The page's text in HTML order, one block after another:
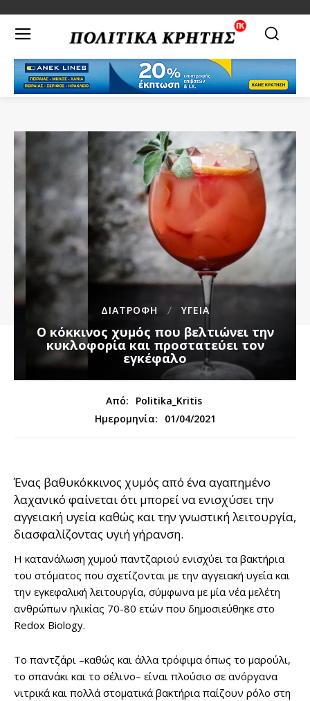
ΔΙΑΤΡΟΦΗ ΥΓΕΙΑ
Ο κόκκινος χυμός που βελτιώνει την
κυκλοφορία και προστατεύει τον
εγκέφαλο
Από:
Politika_Kritis
Ημερομηνία:
01/04/2021
Ένας βαθυκόκκινος χυμός από ένα αγαπημένο
λαχανικό φαίνεται ότι μπορεί να ενισχύσει την
αγγειακή υγεία καθώς και την γνωστική λειτουργία,
διασφαλίζοντας υγιή γήρανση.
Η κατανάλωση χυμού παντζαριού ενισχύει τα βακτήρια
του στόματος που σχετίζονται με την αγγειακή υγεία και
την εγκεφαλική λειτουργία, σύμφωνα με μία νέα μελέτη
ανθρώπων ηλικίας 70-80 ετών που δημοσιεύθηκε στο
Redox Biology.
Το παντζάρι –καθώς και άλλα τρόφιμα όπως το μαρούλι,
το σπανάκι και το σέλινο– είναι πλούσιο σε ανόργανα
νιτρικά και πολλά στοματικά βακτήρια παίζουν ρόλο στη